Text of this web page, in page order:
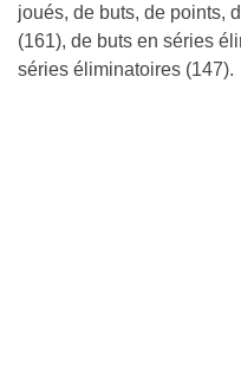
joués, de buts, de points,
(161), de buts en séries
séries éliminatoires (147).